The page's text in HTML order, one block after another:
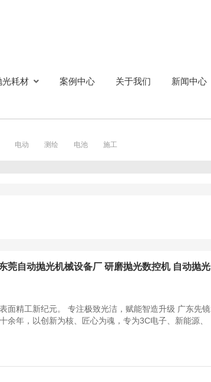
光耗材 案例中心 关于我们 新闻中心
电动 测绘 电池 施工
莞自动抛光机械设备厂 研磨抛光数控机 自动抛光
面精工新纪元。 专注极致光洁，赋能智造升级 广东先镜
余年，以创新为核、匠心为魂，专为3C电子、新能源、